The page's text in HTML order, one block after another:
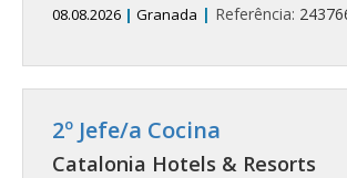
08.08.2026 | Granada | Referência:
2º Jefe/a Cocina
Catalonia Hotels & Resorts